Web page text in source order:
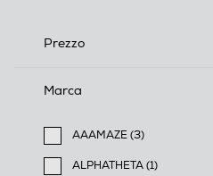
Prezzo
Marca
AAAMAZE (3)
Filtra per Marca: AAAMAZE
ALPHATHETA (1)